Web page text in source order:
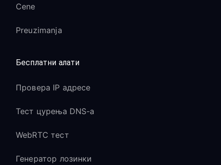
Cene
Preuzimanja
Бесплатни алати
Провера IP адресе
Тест цурења DNS-а
WebRTC тест
Генератор лозинки